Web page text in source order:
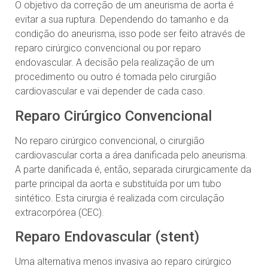
O objetivo da correção de um aneurisma de aorta é
evitar a sua ruptura. Dependendo do tamanho e da
condição do aneurisma, isso pode ser feito através de
reparo cirúrgico convencional ou por reparo
endovascular. A decisão pela realização de um
procedimento ou outro é tomada pelo cirurgião
cardiovascular e vai depender de cada caso.
Reparo Cirúrgico Convencional
No reparo cirúrgico convencional, o cirurgião
cardiovascular corta a área danificada pelo aneurisma.
A parte danificada é, então, separada cirurgicamente da
parte principal da aorta e substituída por um tubo
sintético. Esta cirurgia é realizada com circulação
extracorpórea (CEC).
Reparo Endovascular (stent)
Uma alternativa menos invasiva ao reparo cirúrgico